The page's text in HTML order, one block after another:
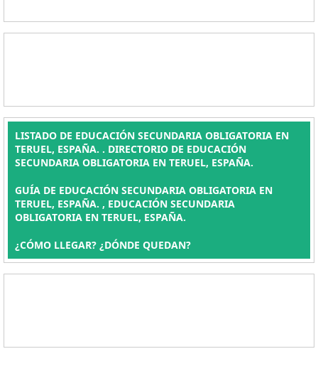
LISTADO DE EDUCACIÓN SECUNDARIA OBLIGATORIA EN
TERUEL, ESPAÑA. . DIRECTORIO DE EDUCACIÓN
SECUNDARIA OBLIGATORIA EN TERUEL, ESPAÑA.
GUÍA DE EDUCACIÓN SECUNDARIA OBLIGATORIA EN
TERUEL, ESPAÑA. , EDUCACIÓN SECUNDARIA
OBLIGATORIA EN TERUEL, ESPAÑA.
¿CÓMO LLEGAR? ¿DÓNDE QUEDAN?